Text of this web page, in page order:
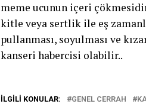
meme ucunun içeri
kitle veya sertlik ile eş
pullanması, soyulması ve
kanseri habercisi olabilir..
İLGILI KONULAR: GENEL CERRAH